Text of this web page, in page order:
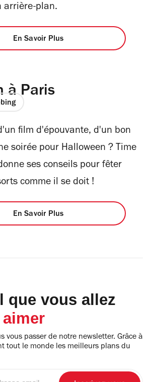
arrière-plan.
En Savoir Plus
à Paris
film d'épouvante, d'un bon
soirée pour Halloween ? Time
ses conseils pour fêter
comme il se doit !
En Savoir Plus
que vous allez
aimer
vous passer de notre newsletter. Grâce à
tout le monde les meilleurs plans du